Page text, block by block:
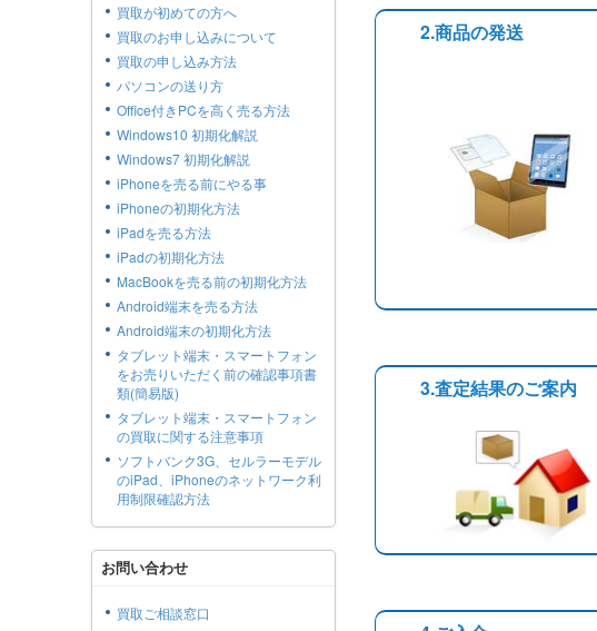
2.商品の発送
3.査定結果のご案内
買取が初めての方へ
買取のお申し込みについて
買取の申し込み方法
パソコンの送り方
Office付きPCを高く売る方法
Windows10 初期化解説
Windows7 初期化解説
iPhoneを売る前にやる事
iPhoneの初期化方法
iPadを売る方法
iPadの初期化方法
MacBookを売る前の初期化方法
Android端末を売る方法
Android端末の初期化方法
タブレット端末・スマートフォン
をお売りいただく前の確認事項書
類(簡易版)
タブレット端末・スマートフォン
の買取に関する注意事項
ソフトバンク3G、セルラーモデル
のiPad、iPhoneのネットワーク利
用制限確認方法
お問い合わせ
買取ご相談窓口